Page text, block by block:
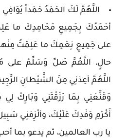
اللَّهُمَّ لَكَ الحَمْدُ حَمْداً
أحْمَدُكَ بِجَمِيعِ مَحَامِدِكَ ما
على جَمِيعِ نِعَمِكَ ما عَلِمْتُ مِنْها
حالٍ، اللَّهُمَّ صَلِّ وَسَلِّمْ على
اللَّهُمَّ أعِذنِي مِنَ الشَّيْطانِ
وَقَنِّعْنِي بِمَا رَزَقْتَنِي وَبَارِكْ لِي
أَكْرَمِ وَفْدِكَ عَلَيْكَ، وألْزِمْنِي
يا رب العالمين، ثم يدعو بما